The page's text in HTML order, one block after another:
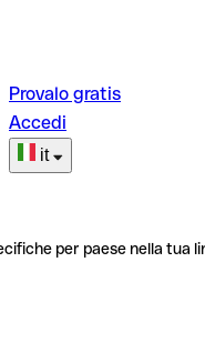
Provalo gratis
Accedi
it
per paese nella tua